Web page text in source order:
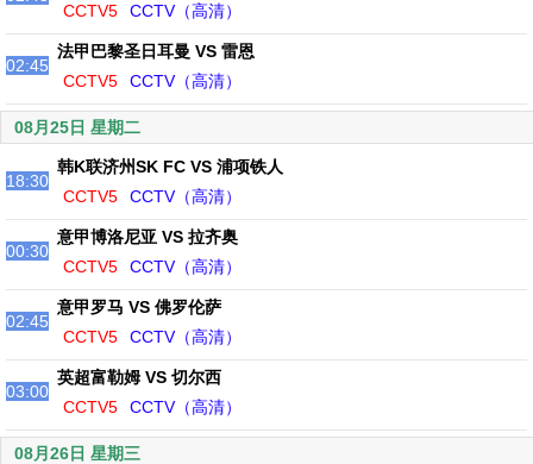
CCTV5
CCTV（高清）
02:45
法甲巴黎圣日耳曼 VS 雷恩
CCTV5
CCTV（高清）
08月25日 星期二
18:30
韩K联济州SK FC VS 浦项铁人
CCTV5
CCTV（高清）
00:30
意甲博洛尼亚 VS 拉齐奥
CCTV5
CCTV（高清）
02:45
意甲罗马 VS 佛罗伦萨
CCTV5
CCTV（高清）
03:00
英超富勒姆 VS 切尔西
CCTV5
CCTV（高清）
08月26日 星期三